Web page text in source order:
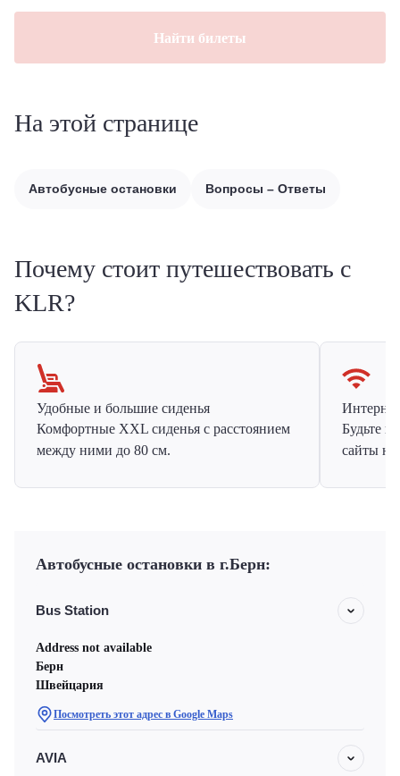
Найти билеты
На этой странице
Автобусные остановки Вопросы – Ответы
Почему стоит путешествовать с
KLR?
Удобные и большие сиденья
Комфортные XXL сиденья с расстоянием
между ними до 80 см.
Будьте
сайты на
Автобусные остановки в г.Берн:
Bus Station
Address not available
Берн
Швейцария
Посмотреть этот адрес в Google Maps
AVIA